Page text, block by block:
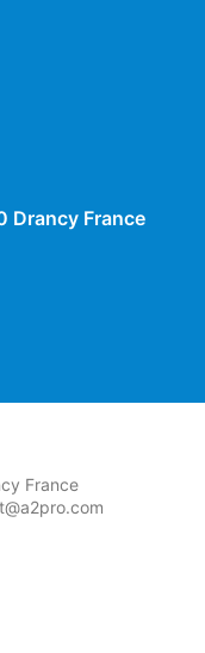
Drancy France
France